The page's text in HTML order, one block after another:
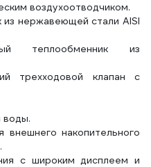
воздухоотводчиком.
нержавеющей стали AISI
теплообменник из
трехходовой клапан с
воды.
внешнего накопительного
с широким дисплеем и